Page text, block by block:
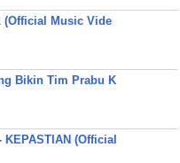
(Official Music Vide
Bikin Tim Prabu K
KEPASTIAN (Official